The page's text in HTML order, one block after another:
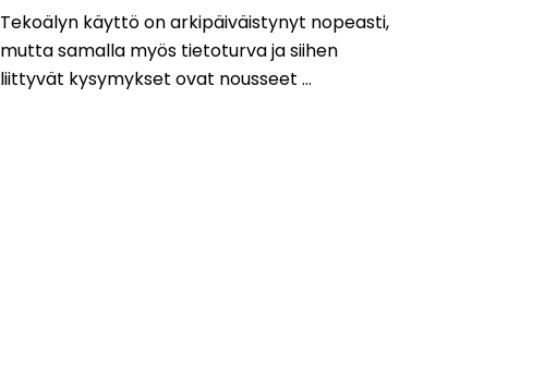
Tekoälyn käyttö on arkipäiväistynyt nopeasti,
mutta samalla myös tietoturva ja siihen
liittyvät kysymykset ovat nousseet ...